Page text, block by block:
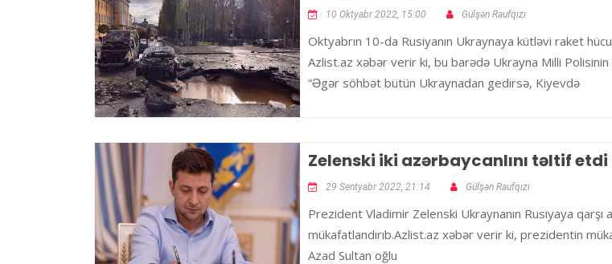
10 Oktyabr 2022, 15:00 Gülşən Raufqızı
Oktyabrın 10-da Rusiyanın Ukraynaya kütləvi raket
Azlist.az xəbər verir ki, bu barədə Ukrayna Milli
“Əgər söhbət bütün Ukraynadan gedirsə, Kiyevdə
Zelenski iki azərbaycanlını təltif etdi
29 Sentyabr 2022, 21:14 Gülşən Raufqızı
Prezident Vladimir Zelenski Ukraynanın Rusiyaya
mükafatlandırıb.Azlist.az xəbər verir ki, prezidentin
Azad Sultan oğlu